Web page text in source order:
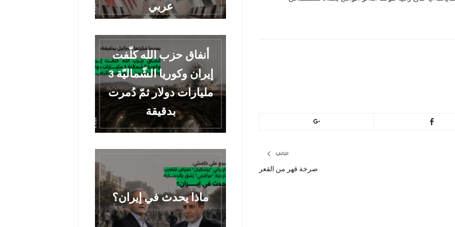
التالي
المقالصرخة قهر من القعر
عربي
أنفاق حزب الله كلّفت
إيران وكوريا الشّماليّة 3
مليارات دولار ثمّ دُمرت
بدقيقة
ماذا يحدث في إيران؟